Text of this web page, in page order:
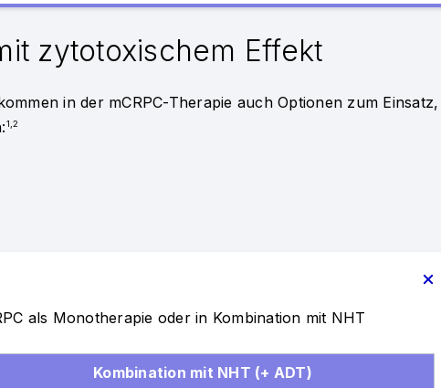
zytotoxischem Effekt
in der mCRPC-Therapie auch Optionen zum Einsatz,
1,2
als Monotherapie oder in Kombination mit NHT
Kombination mit NHT (+ ADT)